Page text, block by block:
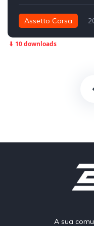
Assetto Corsa
⬇ 10 downloads
A sua